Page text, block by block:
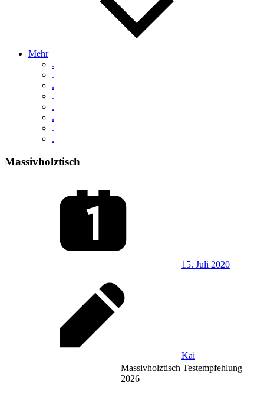
Mehr
.
.
.
.
.
.
.
.
Massivholztisch
15. Juli 2020
Kai
Massivholztisch Testempfehlung
2026